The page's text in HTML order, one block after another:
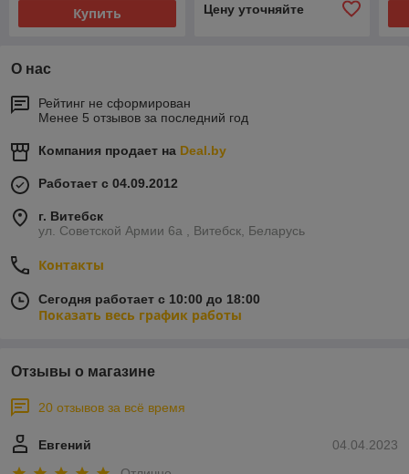
Купить Цену уточняйте
О нас
Рейтинг не сформирован
Менее 5 отзывов за последний год
Компания продает на Deal.by
Работает с 04.09.2012
г. Витебск
ул. Советской Армии 6а , Витебск, Беларусь
Контакты
Сегодня работает с 10:00 до 18:00
Показать весь график работы
Отзывы о магазине
20 отзывов за всё время
04.04.2023
Евгений